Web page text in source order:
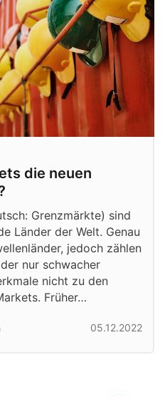
die neuen
Grenzmärkte) sind
Länder der Welt. Genau
jedoch zählen
nur schwacher
nicht zu den
Früher…
05.12.2022